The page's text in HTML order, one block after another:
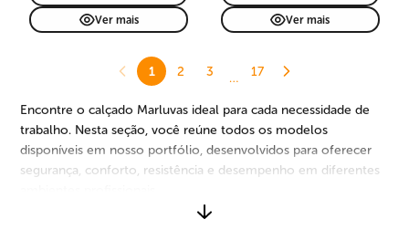
Ver mais Ver mais
1 2 3 … 17
Encontre o calçado Marluvas ideal para cada necessidade de
trabalho. Nesta seção, você reúne todos os modelos
disponíveis em nosso portfólio, desenvolvidos para oferecer
segurança, conforto, resistência e desempenho em diferentes
São opções para diversos segmentos, riscos e rotinas de uso,